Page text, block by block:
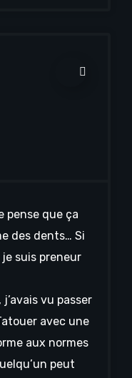
pense que ça
des dents… Si
je suis preneur
vu passer
avec une
aux normes
peut